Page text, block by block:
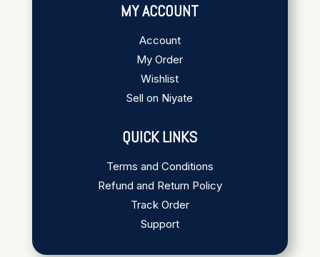
MY ACCOUNT
Account
My Order
Wishlist
Sell on Niyate
QUICK LINKS
Terms and Conditions
Refund and Return Policy
Track Order
Support